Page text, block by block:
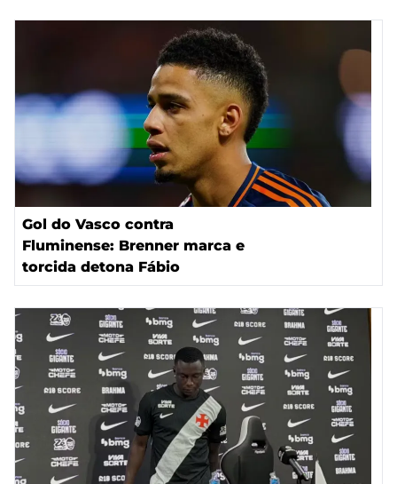
Gol do Vasco contra
Fluminense: Brenner marca e
torcida detona Fábio